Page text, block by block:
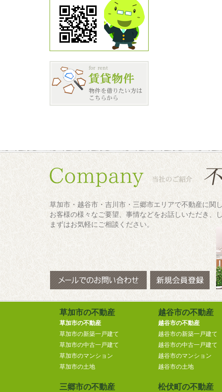
草加市・越谷市・吉川市・三郷市エリアで不動産に関
お客様の様々なご要望、事情などをお話しいただき、
まずはお気軽にご相談ください。
草加市の不動産
草加市の不動産
草加市の新築一戸建て
草加市の中古一戸建て
草加市のマンション
草加市の土地
越谷市の不動産
越谷市の不動産
越谷市の新築一戸建て
越谷市の中古一戸建て
越谷市のマンション
越谷市の土地
三郷市の不動産 松伏町の不動産